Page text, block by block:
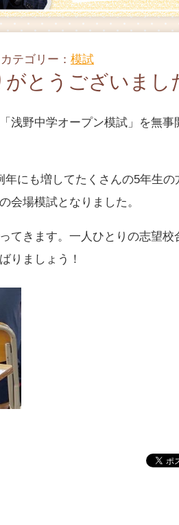
テゴリー： 模試
がとうございまし
浅野中学オープン模試」を無事
年にも増してたくさんの5年生
会場模試となりました。
てきます。一人ひとりの志望校
りましょう！